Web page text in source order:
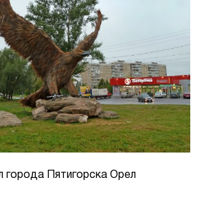
города Пятигорска Орел